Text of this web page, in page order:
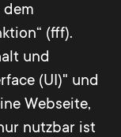
dem
(fff).
und
(UI)" und
Webseite,
nutzbar ist